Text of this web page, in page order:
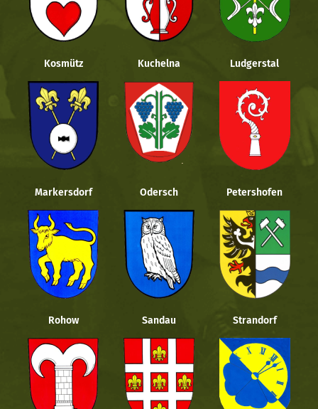
Kosmütz Kuchelna Ludgerstal
Markersdorf Odersch Petershofen
Rohow Sandau Strandorf